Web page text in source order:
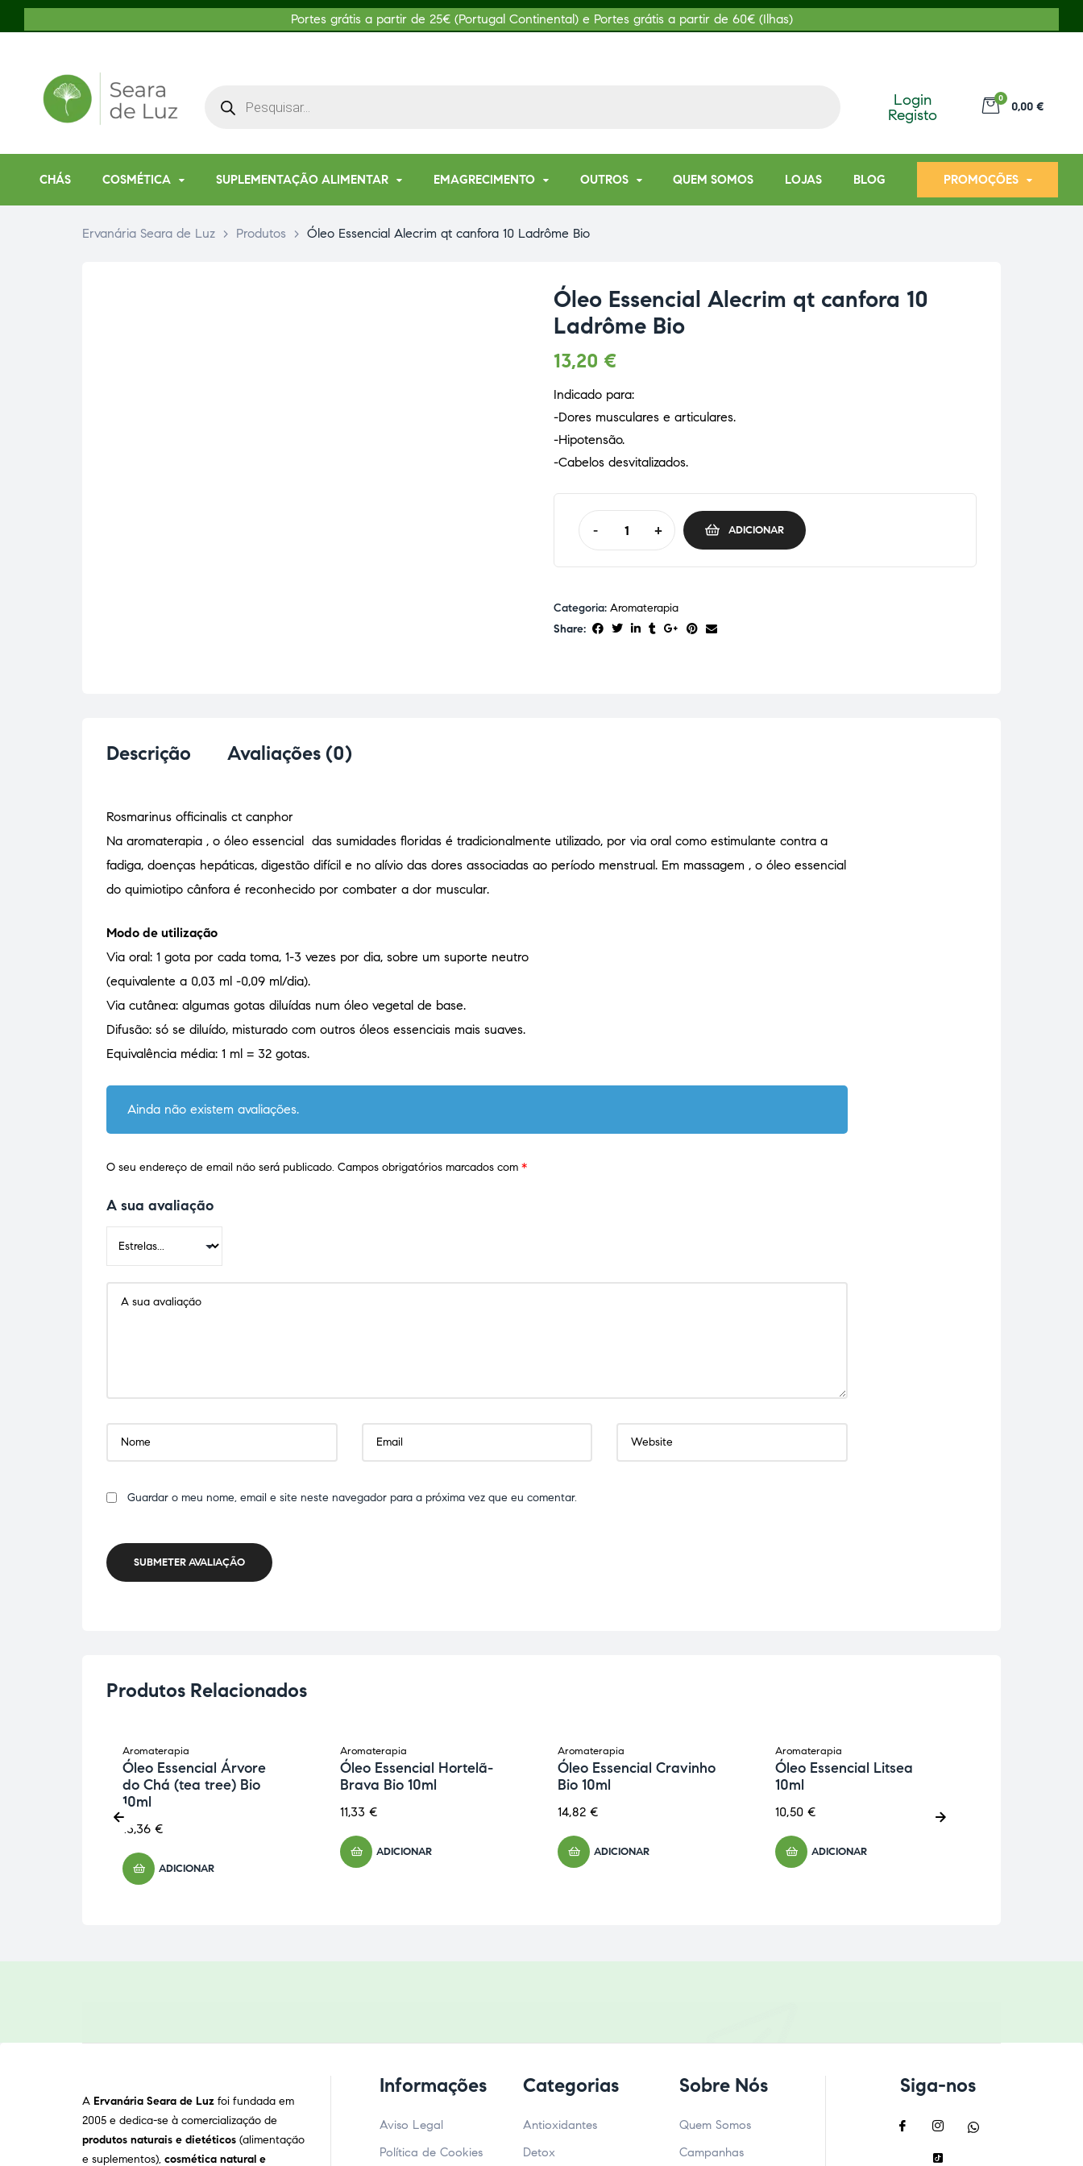
Portes grátis a partir de 25€ (Portugal Continental) e Portes grátis a partir de 60€ (Ilhas)
Login
Registo
0
0,00 €
CHÁS COSMÉTICA SUPLEMENTAÇÃO ALIMENTAR EMAGRECIMENTO OUTROS QUEM SOMOS LOJAS BLOG PROMOÇÕES
Ervanária Seara de Luz > Produtos > Óleo Essencial Alecrim qt canfora 10 Ladrôme Bio
Óleo Essencial Alecrim qt canfora 10
Ladrôme Bio
13,20 €
Indicado para:
-Dores musculares e articulares.
-Hipotensão.
-Cabelos desvitalizados.
- + ADICIONAR
Categoria: Aromaterapia
Share:
Descrição Avaliações (0)
Rosmarinus officinalis ct canphor
Na aromaterapia , o óleo essencial das sumidades floridas é tradicionalmente utilizado, por via oral como estimulante contra a
fadiga, doenças hepáticas, digestão difícil e no alívio das dores associadas ao período menstrual. Em massagem , o óleo essencial
do quimiotipo cânfora é reconhecido por combater a dor muscular.
Modo de utilização
Via oral: 1 gota por cada toma, 1-3 vezes por dia, sobre um suporte neutro
(equivalente a 0,03 ml -0,09 ml/dia).
Via cutânea: algumas gotas diluídas num óleo vegetal de base.
Difusão: só se diluído, misturado com outros óleos essenciais mais suaves.
Equivalência média: 1 ml = 32 gotas.
Ainda não existem avaliações.
O seu endereço de email não será publicado. Campos obrigatórios marcados com *
A sua avaliação
Guardar o meu nome, email e site neste navegador para a próxima vez que eu comentar.
SUBMETER AVALIAÇÃO
Produtos Relacionados
Aromaterapia
Óleo Essencial Árvore
do Chá (tea tree) Bio
10ml
13,36 €
ADICIONAR
Aromaterapia
Óleo Essencial Hortelã-
Brava Bio 10ml
11,33 €
ADICIONAR
Aromaterapia
Óleo Essencial Cravinho
Bio 10ml
14,82 €
ADICIONAR
Aromaterapia
Óleo Essencial Litsea
10ml
10,50 €
ADICIONAR
A Ervanária Seara de Luz foi fundada em
2005 e dedica-se à comercialização de
produtos naturais e dietéticos (alimentação
e suplementos), cosmética natural e
Informações
Aviso Legal
Política de Cookies
Categorias
Antioxidantes
Detox
Sobre Nós
Quem Somos
Campanhas
Siga-nos